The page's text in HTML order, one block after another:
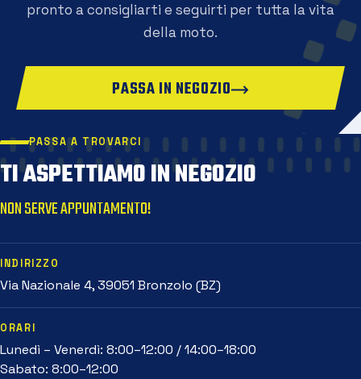
pronto a consigliarti e seguirti per tutta la vita
della moto.
PASSA IN NEGOZIO
PASSA A TROVARCI
TI ASPETTIAMO IN NEGOZIO
NON SERVE APPUNTAMENTO!
INDIRIZZO
Via Nazionale 4, 39051 Bronzolo (BZ)
ORARI
Lunedì – Venerdì: 8:00–12:00 / 14:00–18:00
Sabato: 8:00–12:00